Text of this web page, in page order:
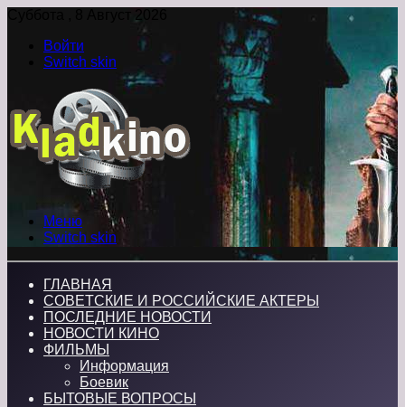
Суббота , 8 Август 2026
Войти
Switch skin
Меню
Switch skin
ГЛАВНАЯ
СОВЕТСКИЕ И РОССИЙСКИЕ АКТЕРЫ
ПОСЛЕДНИЕ НОВОСТИ
НОВОСТИ КИНО
ФИЛЬМЫ
Информация
Боевик
БЫТОВЫЕ ВОПРОСЫ